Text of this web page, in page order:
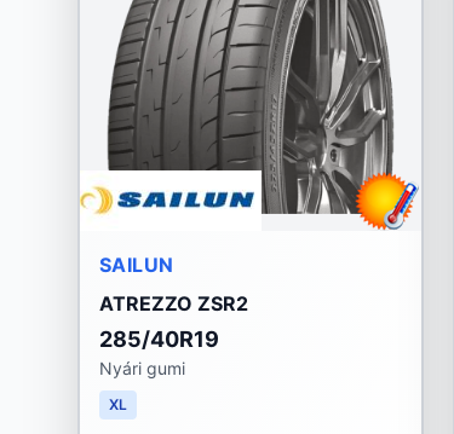
SAILUN
ATREZZO ZSR2
285/40R19
Nyári gumi
XL